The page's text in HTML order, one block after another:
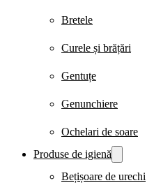
Bretele
Curele și brățări
Gentuțe
Genunchiere
Ochelari de soare
Produse de igienă
Bețișoare de urechi